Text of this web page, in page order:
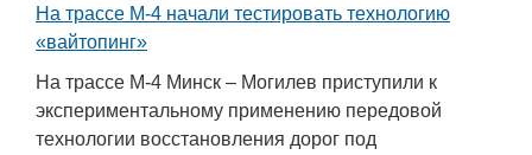
На трассе М-4 начали тестировать технологию
«вайтопинг»
На трассе М-4 Минск – Могилев приступили к
экспериментальному применению передовой
технологии восстановления дорог под